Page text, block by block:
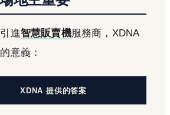
進智慧販賣機服務商，XDNA
意義：
XDNA 提供的答案